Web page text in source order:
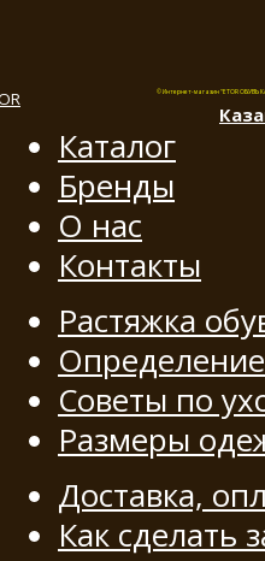
© Интернет-магазин "ETOR ОБУВЬ
Каталог
Бренды
О нас
Контакты
Растяжка
Советы по
Размеры
Доставка,
Как сделать